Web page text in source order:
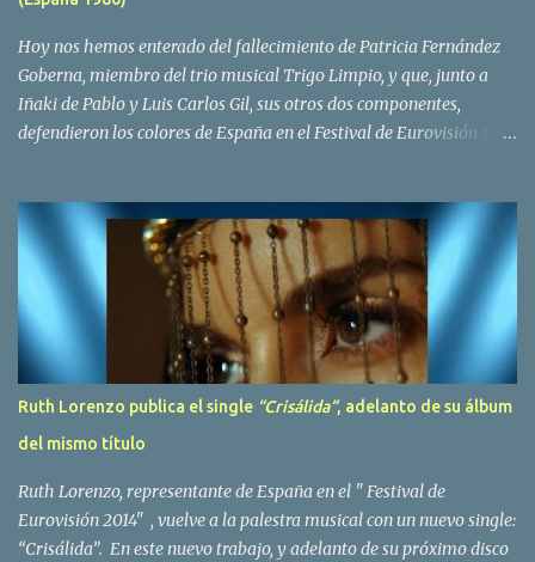
Hoy nos hemos enterado del fallecimiento de Patricia Fernández
Goberna, miembro del trio musical Trigo Limpio, y que, junto a
Iñaki de Pablo y Luis Carlos Gil, sus otros dos componentes,
defendieron los colores de España en el Festival de Eurovisión 1980
padeciendo desde hace tiempo. Patricia Fernández Goberna,
nacida en 1957, entró a formar parte de la formación musical
antes mencionada en el año 1979 sustituyendo a Amaya Saizar. Es
el año 1980 cuando son elegidos para representar a España en
Dublín donde, con su tema Quedate esta noche, obtienen el puesto
12 de 19 países. Tras esta participación graban en Estados Unidos
el disco Entrañablemente , abriendole las puertas del éxito en
America Latina, en especial en Mexico, en donde pasan largas
temporadas. En Trigo Limpio permanecerá hasta el año 1988,
Ruth Lorenzo publica el single “Crisálida“, adelanto de su álbum
del mismo título
Ruth Lorenzo, representante de España en el " Festival de
Eurovisión 2014" , vuelve a la palestra musical con un nuevo single:
“Crisálida”. En este nuevo trabajo, y adelanto de su próximo disco